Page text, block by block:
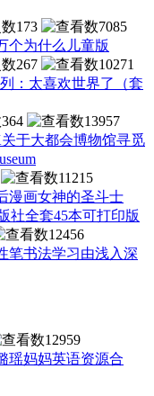
173
7085
个为什么儿童版
267
10271
：太喜欢世界了（套
364
13957
于大都会博物馆寻觅
11215
漫画女神的圣斗士
社全套45本可打印版
12456
笔书法学习由浅入深
12959
瑶妈妈英语资源合